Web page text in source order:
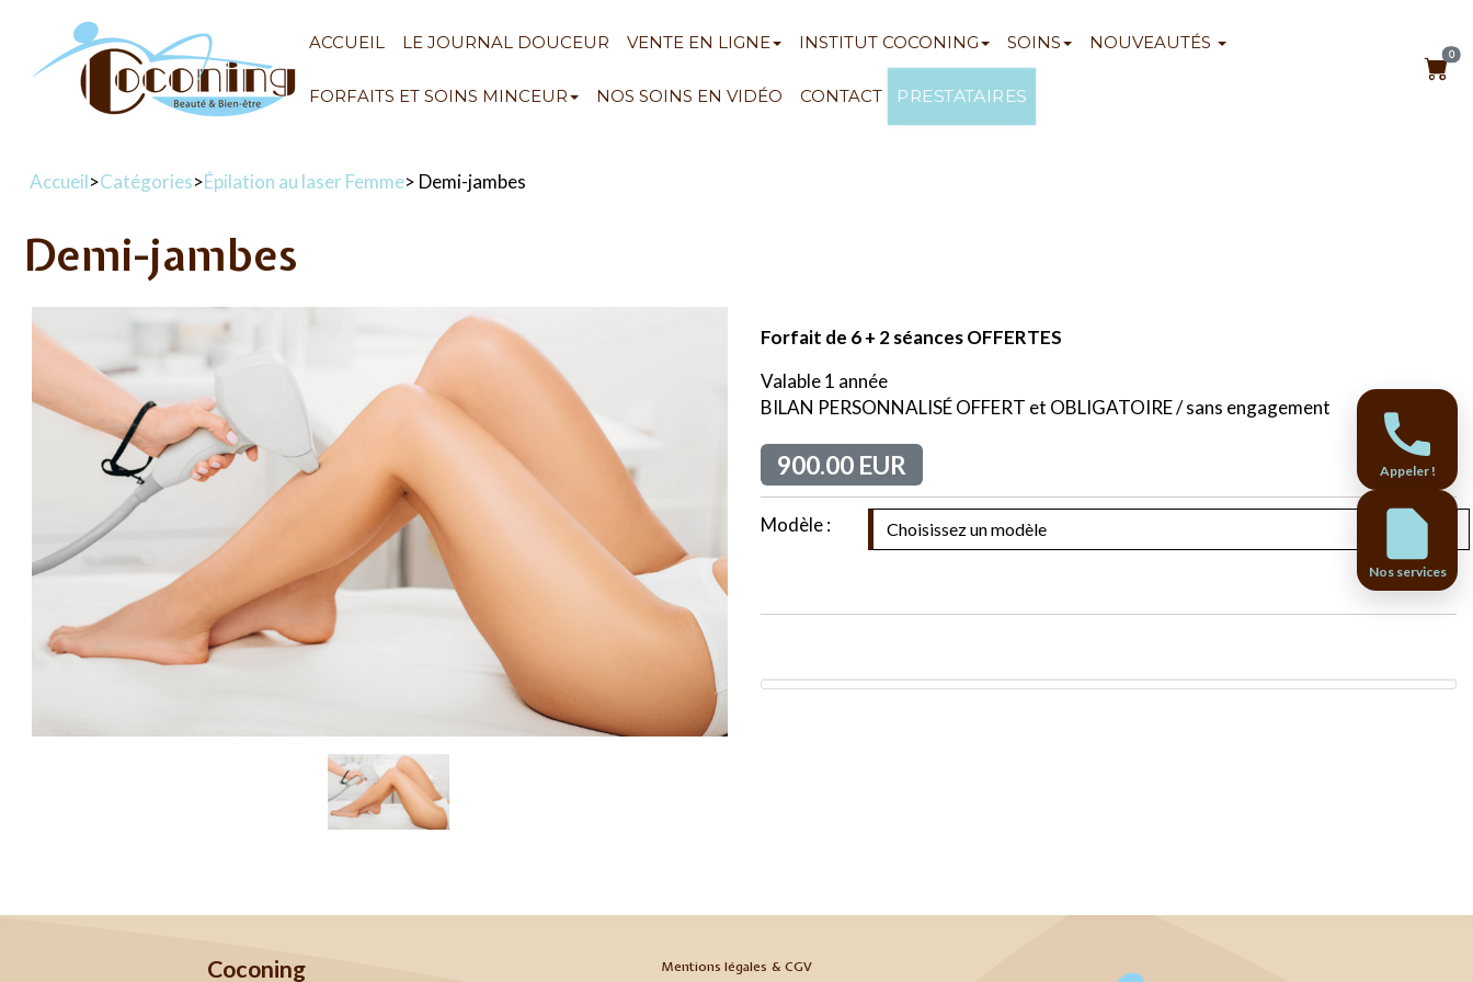
ACCUEIL LE JOURNAL DOUCEUR VENTE EN LIGNE INSTITUT COCONING SOINS NOUVEAUTÉS
FORFAITS ET SOINS MINCEUR NOS SOINS EN VIDÉO CONTACT PRESTATAIRES
0
Accueil>Catégories>Épilation au laser Femme> Demi-jambes
Demi-jambes
Forfait de 6 + 2 séances OFFERTES
Valable 1 année
BILAN PERSONNALISÉ OFFERT et OBLIGATOIRE / sans engagement
900.00 EUR
Modèle :
Coconing Mentions légales & CGV
Appeler !
Nos services